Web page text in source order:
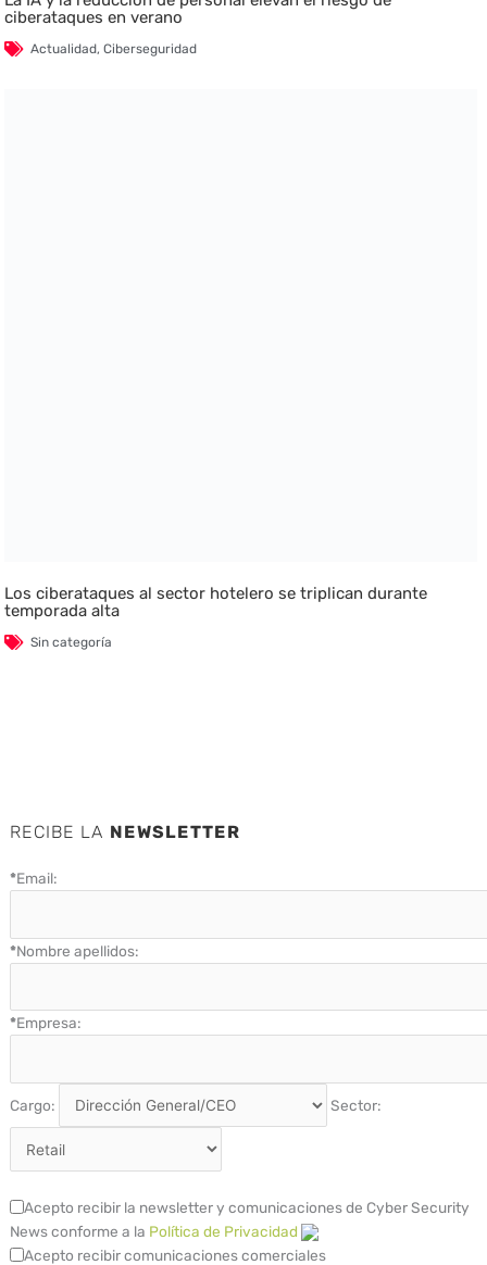
ciberataques en verano
Actualidad,Ciberseguridad
Los ciberataques al sector hotelero se triplican durante
temporada alta
Sin categoría
RECIBE LA NEWSLETTER
*Email:
*Nombre apellidos:
*Empresa:
Cargo: Sector:
Acepto recibir la newsletter y comunicaciones de Cyber Security
News conforme a la Política de Privacidad
Acepto recibir comunicaciones comerciales